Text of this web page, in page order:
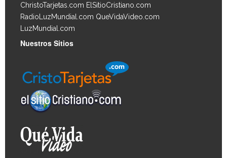
ChristoTarjetas.com ElSitioCristiano.com
RadioLuzMundial.com QueVidaVideo.com
LuzMundial.com
Nuestros Sitios